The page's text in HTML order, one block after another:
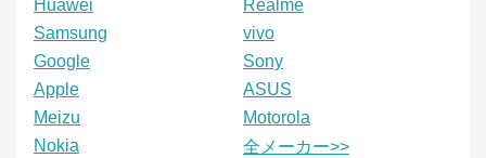
Huawei
Realme
Samsung
vivo
Google
Sony
Apple
ASUS
Meizu
Motorola
Nokia
全メーカー>>